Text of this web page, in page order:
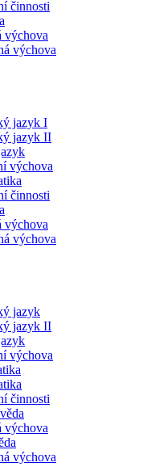
činnosti
výchova
výchova
jazyk I
jazyk II
výchova
činnosti
výchova
výchova
jazyk
jazyk II
výchova
činnosti
výchova
výchova